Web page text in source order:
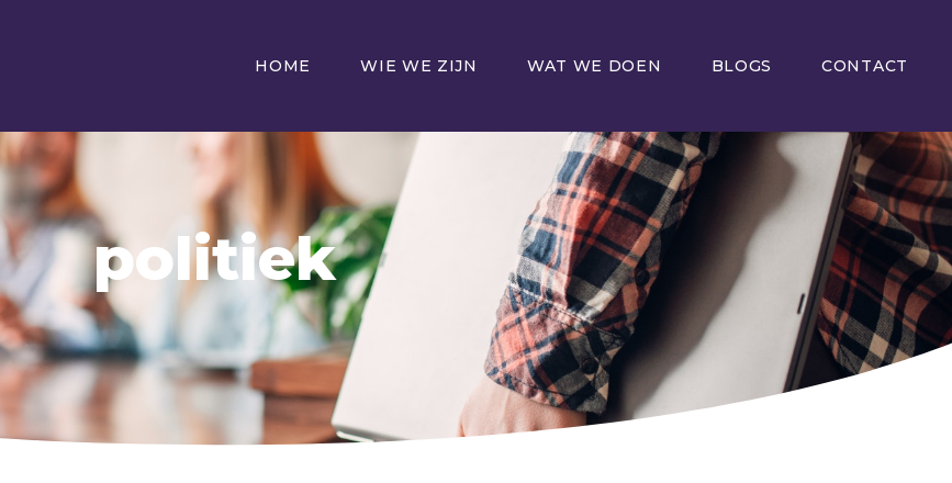
HOME WIE WE ZIJN WAT WE DOEN BLOGS CONTACT
politiek